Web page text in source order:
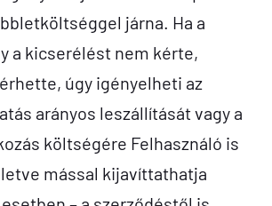
járna. Ha a
a kicserélést nem kérte,
úgy igényelheti az
arányos leszállítását vagy a
költségére Felhasználó is
mással kijavíttathatja